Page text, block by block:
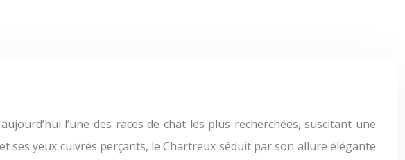
ses yeux cuivrés perçants, le Chartreux séduit par son allure élégante